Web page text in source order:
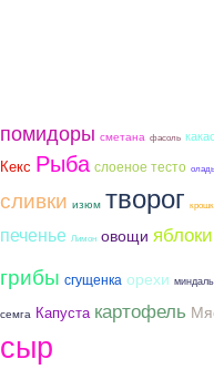
помидоры сметана фасоль
Кекс Рыба слоеное тесто
сливки изюм творог
печенье Лимон овощи яблоки
грибы сгущенка орехи миндаль
семга Капуста картофель
сыр